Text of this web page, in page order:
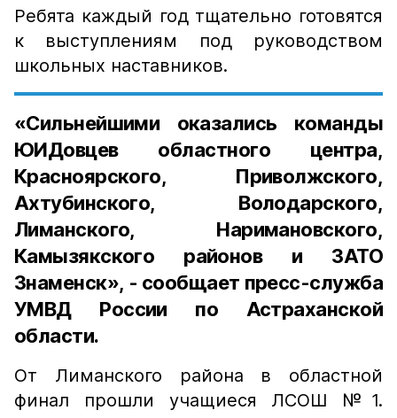
Ребята каждый год тщательно готовятся
к выступлениям под руководством
школьных наставников.
«Сильнейшими оказались команды
ЮИДовцев областного центра,
Красноярского, Приволжского,
Ахтубинского, Володарского,
Лиманского, Наримановского,
Камызякского районов и ЗАТО
Знаменск», - сообщает пресс-служба
УМВД России по Астраханской
области.
От Лиманского района в областной
финал прошли учащиеся ЛСОШ №1.